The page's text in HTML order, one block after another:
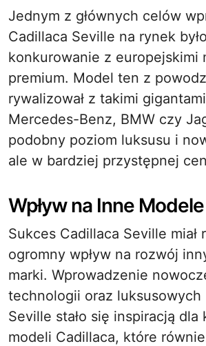
Jednym z głównych celów
Cadillaca Seville na rynek było
konkurowanie z europejskimi
premium. Model ten z
rywalizował z takimi
Mercedes-Benz, BMW czy
podobny poziom luksusu i
ale w bardziej przystępnej
Wpływ na Inne
Sukces Cadillaca Seville miał
ogromny wpływ na rozwój
marki. Wprowadzenie
technologii oraz luksusowych
Seville stało się inspiracją dla
modeli Cadillaca, które